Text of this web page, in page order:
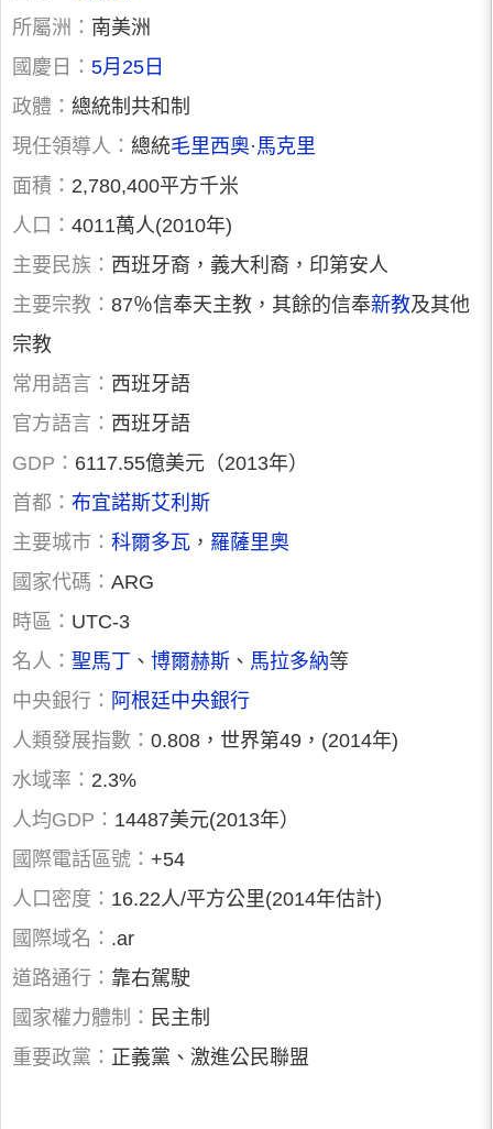
所屬洲： 南美洲
國慶日： 5月25日
政體： 總統制共和制
現任領導人： 總統毛里西奧·馬克里
面積： 2,780,400平方千米
人口： 4011萬人(2010年)
主要民族： 西班牙裔，義大利裔，印第安人
主要宗教： 87％信奉天主教，其餘的信奉新教及其他
宗教
常用語言： 西班牙語
官方語言： 西班牙語
GDP： 6117.55億美元（2013年）
首都： 布宜諾斯艾利斯
主要城市： 科爾多瓦 ， 羅薩里奧
國家代碼： ARG
時區： UTC-3
名人： 聖馬丁 、 博爾赫斯 、 馬拉多納等
中央銀行： 阿根廷中央銀行
人類發展指數： 0.808，世界第49，(2014年)
水域率： 2.3%
人均GDP： 14487美元(2013年）
國際電話區號： +54
人口密度： 16.22人/平方公里(2014年估計)
國際域名： .ar
道路通行： 靠右駕駛
國家權力體制： 民主制
重要政黨： 正義黨、激進公民聯盟